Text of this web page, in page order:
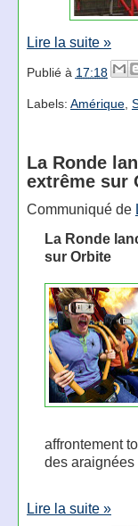
Lire la suite »
Publié à 17:18
Labels: Amérique,
La Ronde
extrême sur
Communiqué de
La Ronde
sur Orbite
affrontement
des araignées
Lire la suite »